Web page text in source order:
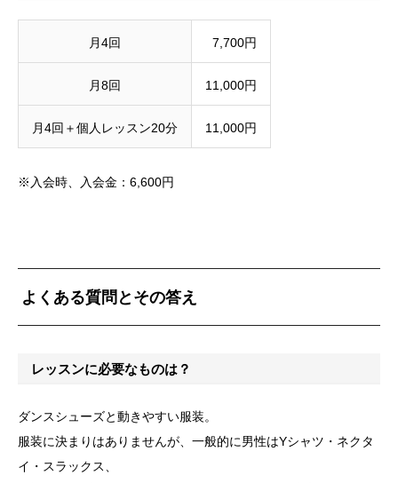
月4回 7,700円
月8回 11,000円
月4回＋個人レッスン20分 11,000円
※入会時、入会金：6,600円
よくある質問とその答え
レッスンに必要なものは？
ダンスシューズと動きやすい服装。
服装に決まりはありませんが、一般的に男性はYシャツ・ネクタ
イ・スラックス、